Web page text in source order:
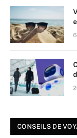
CONSEILS DE